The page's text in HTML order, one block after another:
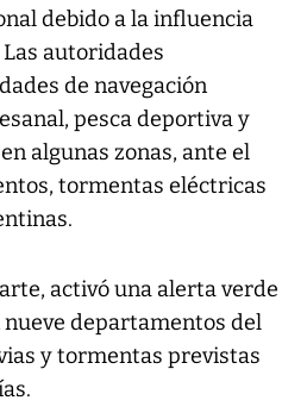
debido a la influencia
autoridades
de navegación
pesca deportiva y
algunas zonas, ante el
tormentas eléctricas
activó una alerta verde
departamentos del
y tormentas previstas